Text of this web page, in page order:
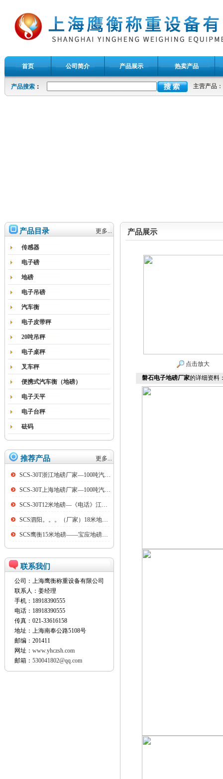
首页 公司简介 产品展示 热卖产品
产品搜索： 主营产品：
产品目录 更多...
传感器
电子磅
地磅
电子吊磅
汽车衡
电子皮带秤
20吨吊秤
电子桌秤
叉车秤
便携式汽车衡（地磅）
电子天平
电子台秤
砝码
推荐产品 更多...
SCS-30T浙江地磅厂家—100吨汽车衡
SCS-30T上海地磅厂家—100吨汽车衡
SCS-30T12米地磅—《电话》江阴100吨地磅
SCS泗阳。。。（厂家）18米地磅（低价）
SCS鹰衡15米地磅——宝应地磅销售点
联系我们
公司：上海鹰衡称重设备有限公司
联系人：姜经理
手机：18918390555
电话：18918390555
传真：021-33616158
地址：上海南奉公路5108号
邮编：201411
网址： www.yhczsh.com
邮箱： 530041802@qq.com
产品展示
点击放大
磐石电子地磅厂家的详细资料